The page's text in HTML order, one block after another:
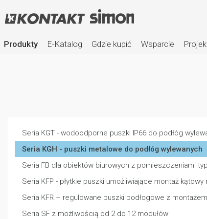
Produkty E-Katalog Gdzie kupić Wsparcie
Osprzęt
elektroinstalacyjny
Seria KGT - wodoodporne puszki IP66 do podłóg
Seria KGH - puszki metalowe do podłóg wylewanych
Seria FB dla obiektów biurowych z pomieszczeniami
Seria KFP - płytkie puszki umożliwiające montaż kątowy
Seria KFR – regulowane puszki podłogowe z
Seria SF z możliwością od 2 do 12 modułów